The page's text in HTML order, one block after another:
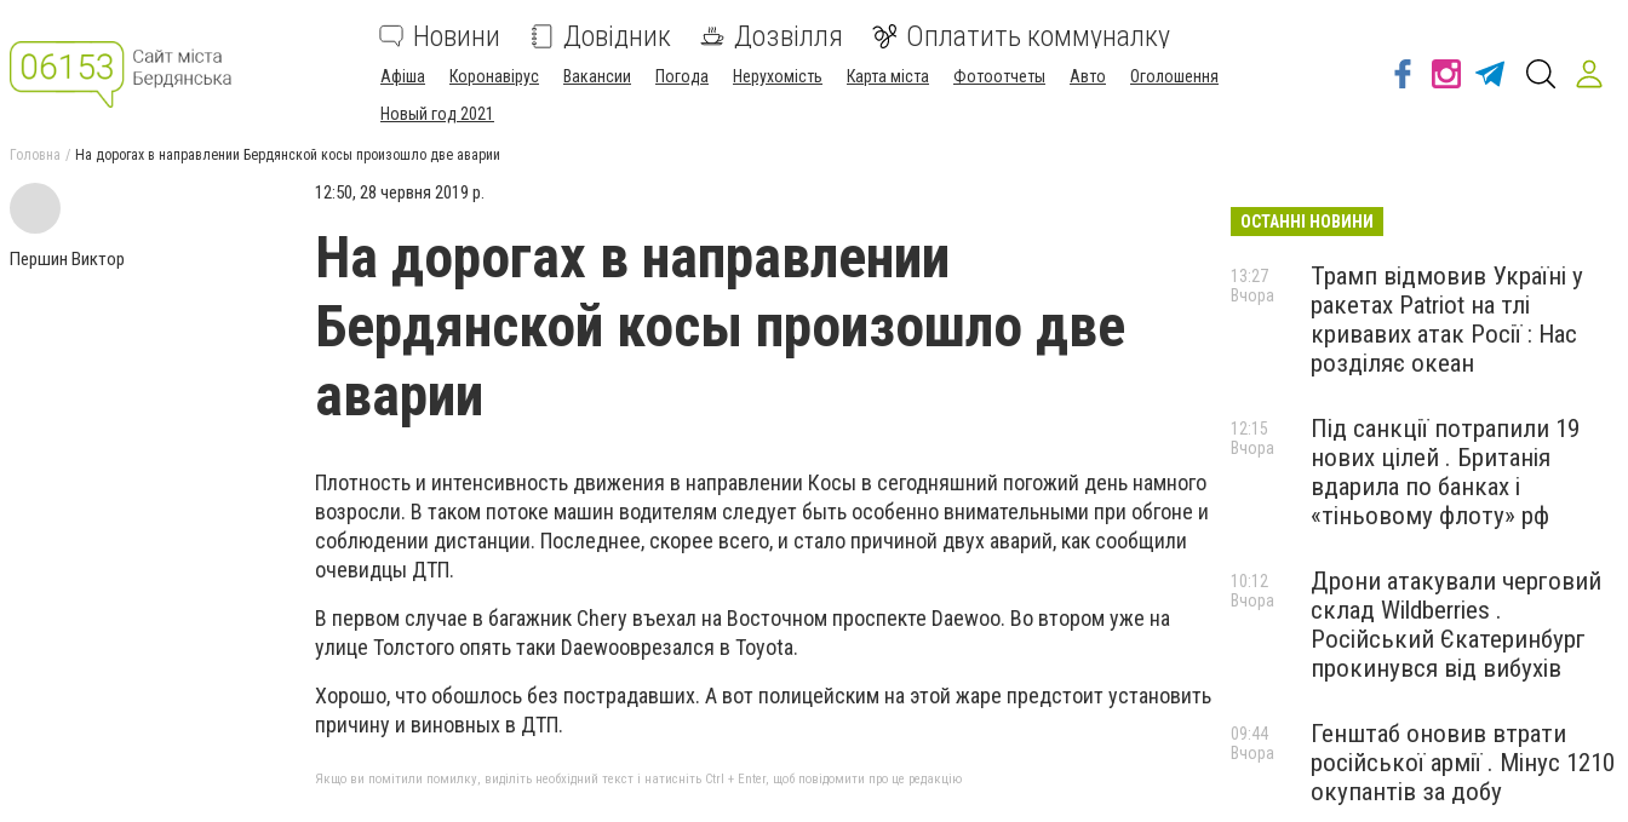
Новини Довідник Дозвілля Оплатить коммуналку
Афіша Коронавірус Вакансии Погода Нерухомість Карта міста Фотоотчеты Авто
Оголошення
Новый год 2021
Головна На дорогах в направлении Бердянской косы произошло две аварии
Першин Виктор
12:50, 28 червня 2019 р.
На дорогах в направлении
Бердянской косы произошло две
аварии
Плотность и интенсивность движения в направлении Косы в сегодняшний погожий день намного
возросли. В таком потоке машин водителям следует быть особенно внимательными при обгоне и
соблюдении дистанции. Последнее, скорее всего, и стало причиной двух аварий, как сообщили
очевидцы ДТП.
В первом случае в багажник Chery въехал на Восточном проспекте Daewoo. Во втором уже на
улице Толстого опять таки Daewooврезался в Toyota.
Хорошо, что обошлось без пострадавших. А вот полицейским на этой жаре предстоит установить
причину и виновных в ДТП.
Якщо ви помітили помилку, виділіть необхідний текст і натисніть Ctrl + Enter, щоб повідомити про це редакцію
ОСТАННІ НОВИНИ
Трамп відмовив Україні у
ракетах Patriot на тлі
кривавих атак Росії : Нас
розділяє океан
13:27
Вчора
Під санкції потрапили 19
нових цілей . Британія
вдарила по банках і
«тіньовому флоту» рф
12:15
Вчора
Дрони атакували черговий
склад Wildberries .
Російський Єкатеринбург
прокинувся від вибухів
10:12
Вчора
Генштаб оновив втрати
російської армії . Мінус 1210
окупантів за добу
09:44
Вчора